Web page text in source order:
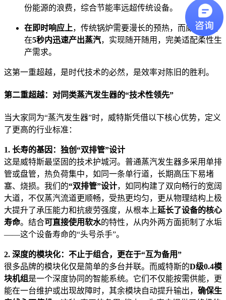
份能源的浪费，综合节能率远超传统设备。
在即时响应上，传统锅炉需要漫长的预热，而威特斯能
在5秒内迅速产出蒸汽，实现随开随用，完美适配柔性生
产需求。
这第一重超越，是时代技术的必然，是效率对陈旧的胜利。
第二重超越：对同类蒸汽发生器的“技术性领先”
当大家同为“蒸汽发生器”时，威特斯凭借以下核心优势，定义
了更高的行业标准：
1. 长寿的基因：独创“双排管”设计
这是威特斯最坚固的技术护城河。普通蒸汽发生器多采用单排
管或盘管，热负荷集中，如同一条单行道，长期高压下易堵
塞、烧损。我们的“双排管”设计，如同构建了双向畅行的宽阔
大道，不仅蒸汽流道更顺畅，受热更均匀，更从物理结构上极
大提升了承压能力和抗疲劳强度，从根本上延长了设备的核心
寿命。结合可直接使用软水的特性，从内外两方面扼制了水垢
——这个设备寿命的“头号杀手”。
2. 深度的模块化：不止于组合，更在于“互为备用”
很多品牌的模块化仅是简单的多台并联。而威特斯的D级0.4模
块机组 是一个深度协同的智能系统。它们不仅能按需供能，更
能在一台维护或出现故障时，其余模块自动提升输出， 确保生